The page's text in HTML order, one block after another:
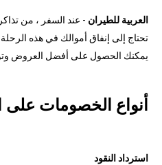
العربية للطيران - عند السفر ، من
تحتاج إلى إنفاق أموالك في هذه
يمكنك الحصول على أفضل العروض
أنواع الخصومات على
استرداد النقود